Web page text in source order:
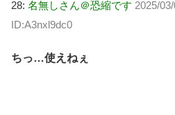
28: 名無しさん＠恐縮です 2025/
ID:A3nxl9dc0
ちっ…使えねぇ